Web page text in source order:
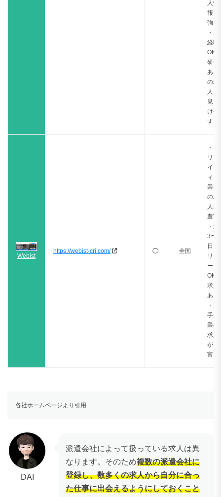
人情
報に
強い
・未
経験
OK・
研修
あり
の求
人も
見つ
けや
すい
Webist
https://webist-cri.com/ ◯ 全国
・ク
リエ
イテ
ィブ
業界
の求
人が
豊富
・週
3〜4
日・
リモ
ート
OKの
求人
あり
・大
手企
業の
求人
が豊
富
各社ホームページより引用
DAI
派遣会社によって扱っている求人は異
なります。そのため複数の派遣会社に
登録し、数多くの求人から自分に合っ
た仕事に出会えるようにしておくこと